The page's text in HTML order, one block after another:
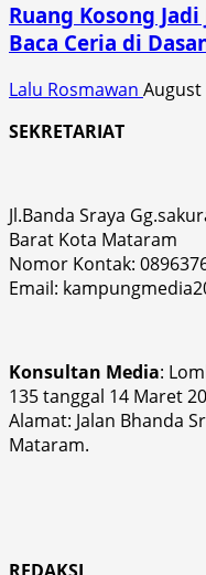
Ruang Kosong
Baca Ceria di
Lalu Rosmawan August
SEKRETARIAT
Jl.Banda Sraya
Barat Kota Mataram
Nomor Kontak:
Email:
Konsultan Media:
135 tanggal 14 Maret
Alamat: Jalan Bhanda
Mataram.